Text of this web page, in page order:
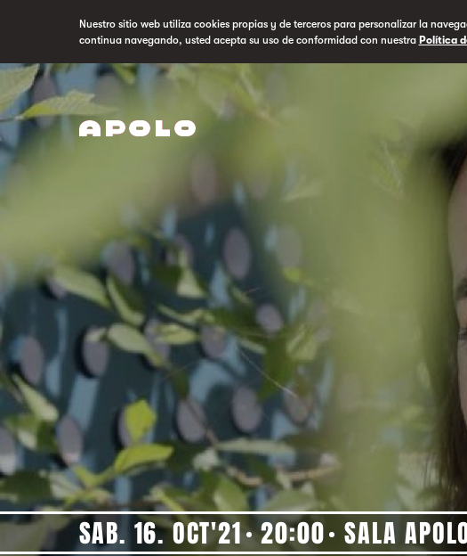
Nuestro sitio web utiliza cookies propias y de terceros para personalizar la
continua navegando, usted acepta su uso de conformidad con nuestra Política
SAB. 16. OCT'21 20:00 SALA